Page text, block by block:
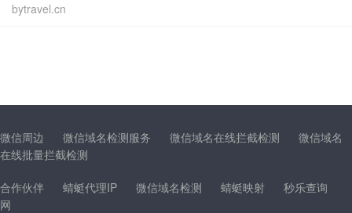
bytravel.cn
微信周边 微信域名检测服务 微信域名在线拦截检测
微信域名
在线批量拦截检测
合作伙伴 蜻蜓代理IP 微信域名检测 蜻蜓映射
秒乐查询
网